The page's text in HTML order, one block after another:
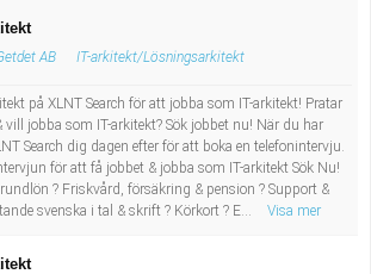
AB IT-arkitekt/Lösningsarkitekt
på XLNT Search för att jobba som IT-arkitekt! Pratar
vill jobba som IT-arkitekt? Sök jobbet nu! När du har
Search dig dagen efter för att boka en telefonintervju.
för att få jobbet & jobba som IT-arkitekt Sök Nu!
? Friskvård, försäkring & pension ? Support &
svenska i tal & skrift ? Körkort ? E...
Visa mer